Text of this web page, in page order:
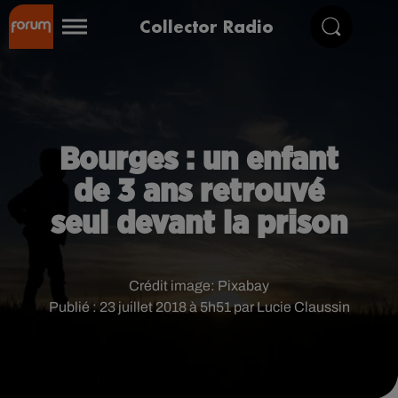
Collector Radio
Bourges : un enfant
de 3 ans retrouvé
seul devant la prison
Publié : 23 juillet 2018 à 5h51 par Lucie Claussin
Crédit image: Pixabay